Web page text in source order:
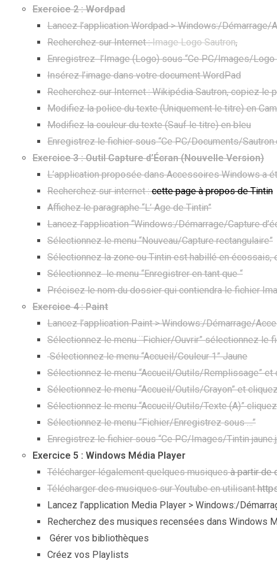
Exercice 2 : Wordpad
Lancez l’application Wordpad > Windows:/
Recherchez sur Internet :Image Logo Sautron,
Enregistrez l’Image (Logo) sous “Ce PC/Images/Logo
Insérez l’image dans votre document WordPad
Recherchez sur Internet : Wikipédia Sautron, copiez le
Modifiez la police du texte (Uniquement le titre) en
Modifiez la couleur du texte (Sauf le titre) en bleu
Enregistrez le fichier sous “Ce PC/Documents/
Exercice 3 : Outil Capture d’Écran (Nouvelle Version)
L’application proposée dans Accessoires Windows a
Recherchez sur internet :cette page à propos de Tintin
Affichez le paragraphe “L’ Age de Tintin”
Lancez l’application “Windows:/Démarrage/Capture
Sélectionnez le menu “Nouveau/Capture rectangulaire”
Sélectionnez la zone ou Tintin est habillé en écossais,
Sélectionnez le menu “Enregistrer en tant que “
Précisez le nom du dossier qui contiendra le fichier
Exercice 4 : Paint
Lancez l’application Paint > Windows:/Démarrage/
Sélectionnez le menu ¨Fichier/Ouvrir” sélectionnez le
Sélectionnez le menu “Accueil/Couleur 1” Jaune
Sélectionnez le menu “Accueil/Outils/Remplissage”
Sélectionnez le menu “Accueil/Outils/Crayon” et
Sélectionnez le menu “Accueil/Outils/Texte (A)”
Sélectionnez le menu “Fichier/Enregistrez sous …”
Enregistrez le fichier sous “Ce PC/Images/Tintin
Exercice 5 : Windows Média Player
Télécharger légalement quelques musiquesà partir de
Télécharger des musiques sur Youtube en utilisant
Lancez l’application Media Player > Windows:/
Recherchez des musiques recensées dans Windows
Gérer vos bibliothèques
Créez vos Playlists